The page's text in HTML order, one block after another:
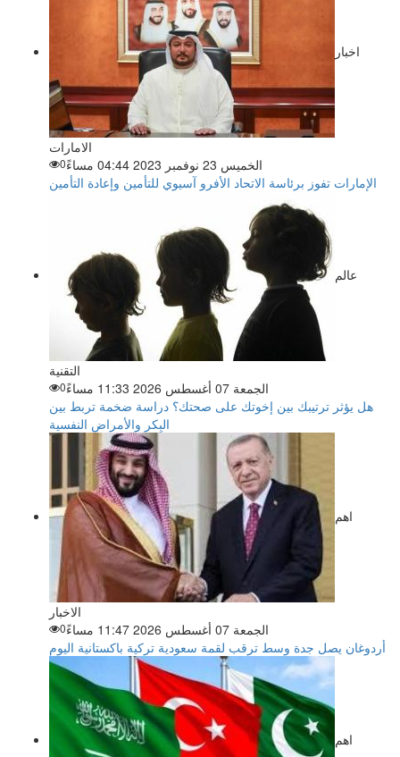
اخبار
الامارات
الخميس 23 نوفمبر 2023 04:44 مساءً
0
الإمارات تفوز برئاسة الاتحاد الأفرو آسيوي للتأمين وإعادة التأمين
عالم
التقنية
الجمعة 07 أغسطس 2026 11:33 مساءً
0
هل يؤثر ترتيبك بين إخوتك على صحتك؟ دراسة ضخمة تربط بين
البِكر والأمراض النفسية
اهم
الاخبار
الجمعة 07 أغسطس 2026 11:47 مساءً
0
أردوغان يصل جدة وسط ترقب لقمة سعودية تركية باكستانية اليوم
اهم